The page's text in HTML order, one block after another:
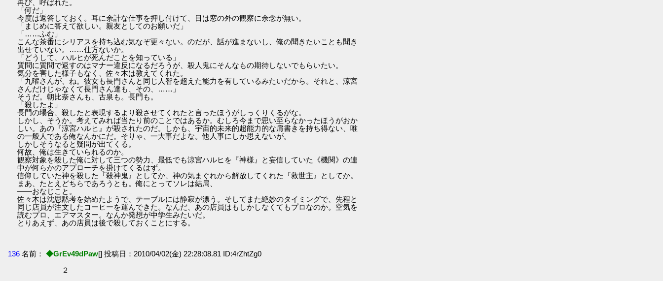
再び、呼ばれた。
「何だ」
今度は返答しておく。耳に余計な仕事を押し付けて、目は窓の外の観察に余念が無い。
「まじめに答えて欲しい。親友としてのお願いだ」
「……ふむ」
こんな茶番にシリアスを持ち込む気なぞ更々ない。のだが、話が進まないし、俺の聞きたいことも聞き
出せていない。……仕方ないか。
「どうして、ハルヒが死んだことを知っている」
質問に質問で返すのはマナー違反になるだろうが、殺人鬼にそんなもの期待しないでもらいたい。
気分を害した様子もなく、佐々木は教えてくれた。
「九曜さんが、ね。彼女も長門さんと同じ人智を超えた能力を有しているみたいだから。それと、涼宮
さんだけじゃなくて長門さん達も、その、……」
そうだ。朝比奈さんも、古泉も。長門も。
「殺したよ」
長門の場合、殺したと表現するより殺させてくれたと言ったほうがしっくりくるがな。
しかし、そうか。考えてみれば当たり前のことではあるか。むしろ今まで思い至らなかったほうがおか
しい。あの『涼宮ハルヒ』が殺されたのだ。しかも、宇宙的未来的超能力的な肩書きを持ち得ない、唯
の一般人である俺なんかにだ。そりゃ、一大事だよな。他人事にしか思えないが。
しかしそうなると疑問が出てくる。
何故、俺は生きていられるのか。
観察対象を殺した俺に対して三つの勢力、最低でも涼宮ハルヒを『神様』と妄信していた《機関》の連
中が何らかのアプローチを掛けてくるはず。
信仰していた神を殺した『殺神鬼』としてか、神の気まぐれから解放してくれた『救世主』としてか。
まあ、たとえどちらであろうとも。俺にとってソレは結局、
――おなじこと。
佐々木は沈思黙考を始めたようで、テーブルには静寂が漂う。そしてまた絶妙のタイミングで、先程と
同じ店員が注文したコーヒーを運んできた。なんだ、あの店員はもしかしなくてもプロなのか。空気を
読むプロ、エアマスター。なんか発想が中学生みたいだ。
とりあえず、あの店員は後で殺しておくことにする。
136 名前： ◆GrEv49dPaw[] 投稿日：2010/04/02(金) 22:28:08.81 ID:4rZhtZg0
２